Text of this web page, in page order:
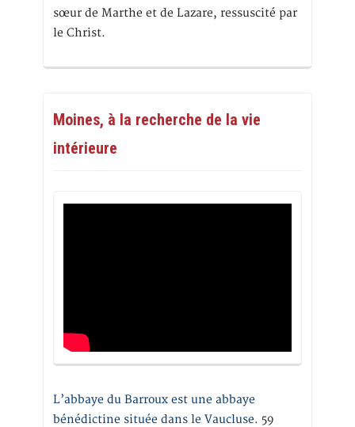
sœur de Marthe et de Lazare, ressuscité par
le Christ.
Moines, à la recherche de la vie
intérieure
L’abbaye du Barroux est une abbaye
bénédictine située dans le Vaucluse. 59